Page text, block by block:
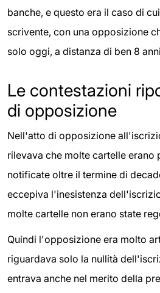
banche, e questo era il caso di
scrivente, con una opposizione
solo oggi, a distanza di ben 8
Le contestazioni
di opposizione
Nell'atto di opposizione
rilevava che molte cartelle erano
notificate oltre il termine di
eccepiva l'inesistenza
molte cartelle non erano state
Quindi l'opposizione era molto
riguardava solo la nullità
entrava anche nel merito della